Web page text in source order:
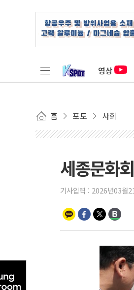
영상
홈 포토 사회
세종문화
기사입력 : 2026년03월